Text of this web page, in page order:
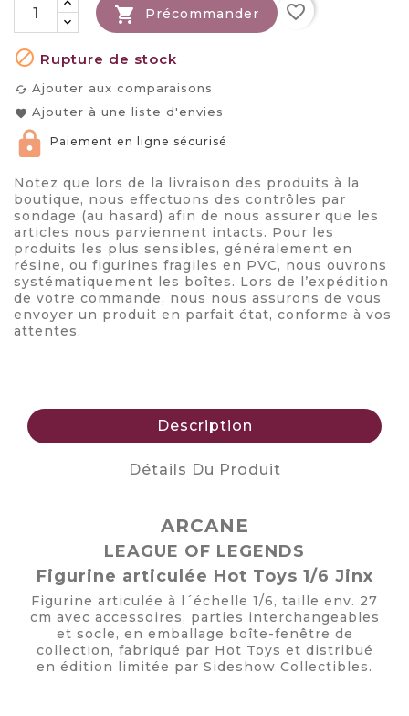
 Précommander favorite_border
 Rupture de stock
cached Ajouter aux comparaisons
favorite Ajouter à une liste d'envies
Paiement en ligne sécurisé
Notez que lors de la livraison des produits à la
boutique, nous effectuons des contrôles par
sondage (au hasard) afin de nous assurer que les
articles nous parviennent intacts. Pour les
produits les plus sensibles, généralement en
résine, ou figurines fragiles en PVC, nous ouvrons
systématiquement les boîtes. Lors de l’expédition
de votre commande, nous nous assurons de vous
envoyer un produit en parfait état, conforme à vos
attentes.
Description
Détails Du Produit
ARCANE
LEAGUE OF LEGENDS
Figurine articulée Hot Toys 1/6 Jinx
Figurine articulée à l´échelle 1/6, taille env. 27
cm avec accessoires, parties interchangeables
et socle, en emballage boîte-fenêtre de
collection, fabriqué par Hot Toys et distribué
en édition limitée par Sideshow Collectibles.